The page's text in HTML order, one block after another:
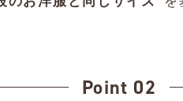
Point 02